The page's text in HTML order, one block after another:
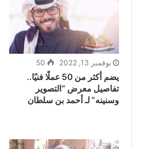
نوفمبر 13, 2022 50
يضم أكثر من 50 عملًا فنيًا..
تفاصيل معرض “التصوير
وسنينه” لـ أحمد بن سلطان